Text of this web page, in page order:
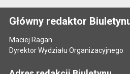
Główny redaktor
Maciej Ragan
Dyrektor Wydziału Organizacyjnego